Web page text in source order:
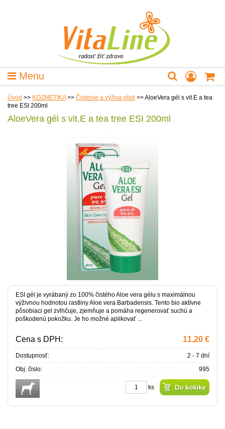
Menu
Úvod >> KOZMETIKA >> Čistenie a výživa pleti >>AloeVera gél s vit.E a tea
tree ESI 200ml
AloeVera gél s vit.E a tea tree ESI 200ml
ESI gél je vyrábaný zo 100% čistého Aloe vera gélu s maximálnou
výživnou hodnotou rastliny Aloe vera Barbadensis. Tento bio aktívne
pôsobiaci gel zvlhčuje, zjemňuje a pomáha regenerovať suchú a
poškodenú pokožku. Je ho možné aplikovať ...
Cena s DPH: 11,20 €
Dostupnosť:
2 - 7 dní
Obj. čislo:
995
ks